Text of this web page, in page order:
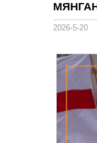
2026-5-20